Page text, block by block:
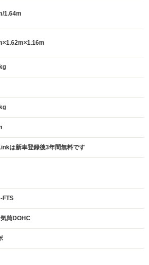
1.64m
は新車登録後3年間無料です
FTS
筒DOHC